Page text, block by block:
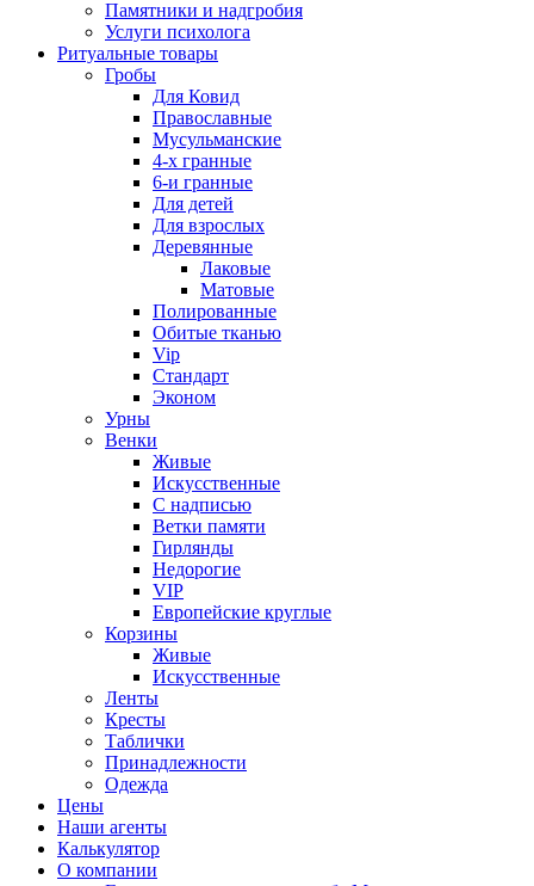
Памятники и надгробия
Услуги психолога
Ритуальные товары
Гробы
Для Ковид
Православные
Мусульманские
4-х гранные
6-и гранные
Для детей
Для взрослых
Деревянные
Лаковые
Матовые
Полированные
Обитые тканью
Vip
Стандарт
Эконом
Урны
Венки
Живые
Искусственные
С надписью
Ветки памяти
Гирлянды
Недорогие
VIP
Европейские круглые
Корзины
Живые
Искусственные
Ленты
Кресты
Таблички
Принадлежности
Одежда
Цены
Наши агенты
Калькулятор
О компании